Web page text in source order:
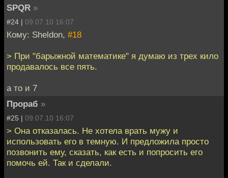
SPQR »
#24 | 09.07.10 16:07
Кому: Sheldon, #18
> При "барыжной математике" я думаю из трех кило
продавалось все пять.
а то и 7
Прораб »
#25 | 09.07.10 16:07
> Она отказалась. Не хотела врать мужу и
использовать его в темную. И предложила просто
позвонить ему, сказать, как есть и попросить его
помочь ей. Так и сделали.